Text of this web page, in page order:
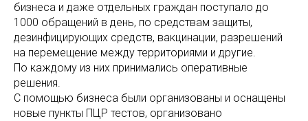
бизнеса и даже отдельных граждан поступало до
1000 обращений в день, по средствам защиты,
дезинфицирующих средств, вакцинации, разрешений
на перемещение между территориями и другие.
По каждому из них принимались оперативные
решения.
С помощью бизнеса были организованы и оснащены
новые пункты ПЦР тестов, организовано